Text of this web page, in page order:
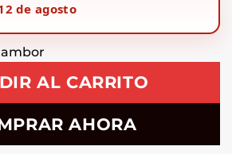
de agosto
AL CARRITO
AHORA